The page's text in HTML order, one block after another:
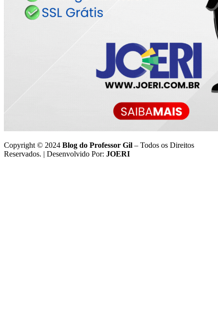
Copyright © 2024 Blog do Professor Gil – Todos os Direitos
Reservados. | Desenvolvido Por: JOERI